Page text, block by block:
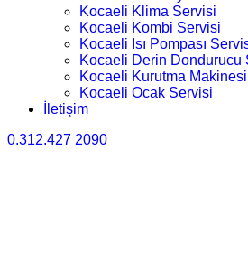
Kocaeli Klima Servisi
Kocaeli Kombi Servisi
Kocaeli Isı Pompası
Kocaeli Derin Dondurucu
Kocaeli Kurutma
Kocaeli Ocak Servisi
İletişim
0.312.427 2090